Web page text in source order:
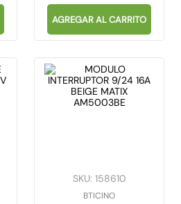
AGREGAR AL CARRITO
SKU: 158610
BTICINO